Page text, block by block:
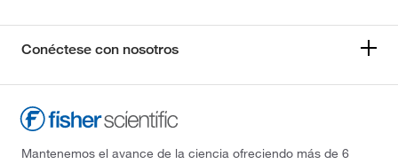
Conéctese con nosotros
Mantenemos el avance de la ciencia ofreciendo más de 6